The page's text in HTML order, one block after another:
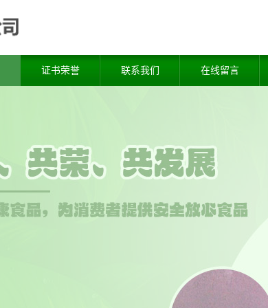
证书荣誉 联系我们 在线留言